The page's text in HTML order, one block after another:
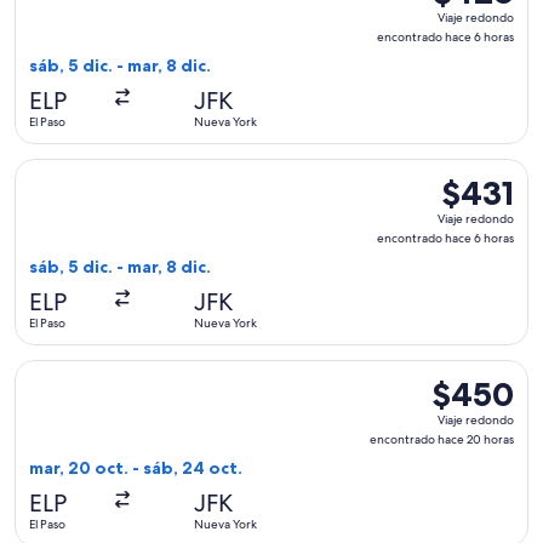
Viaje
redondo,
Viaje redondo
encontrado hace 6 horas
sáb, 5 dic. - mar, 8 dic.
ELP
El Paso
JFK
Nueva York
$431
Viaje
redondo,
$431
Viaje redondo
encontrado hace 6 horas
sáb, 5 dic. - mar, 8 dic.
ELP
El Paso
JFK
Nueva York
Seleccionar vuelo de Delta, con salida el sáb, 5 dic. desde
$450
Viaje
redondo,
$450
Viaje redondo
encontrado hace 20 horas
mar, 20 oct. - sáb, 24 oct.
ELP
El Paso
JFK
Nueva York
Seleccionar vuelo de Delta, con salida el mar, 20 oct.